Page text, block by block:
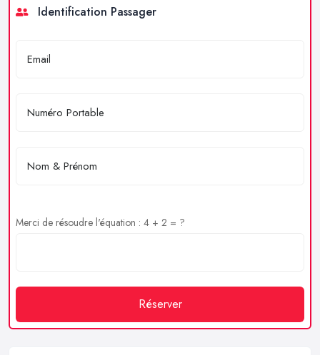
Identification Passager
Merci de résoudre l'équation : 4 + 2 = ?
Réserver